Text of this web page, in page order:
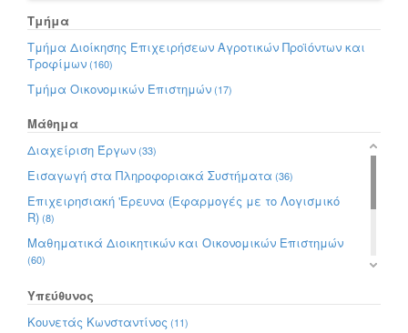
Τμήμα
Τμήμα Διοίκησης Επιχειρήσεων Αγροτικών Προϊόντων και
Τροφίμων (160)
Τμήμα Οικονομικών Επιστημών (17)
Μάθημα
Διαχείριση Έργων (33)
Εισαγωγή στα Πληροφοριακά Συστήματα (36)
Επιχειρησιακή 'Ερευνα (Εφαρμογές με το Λογισμικό
R) (8)
Μαθηματικά Διοικητικών και Οικονομικών Επιστημών
(60)
Οικονομικά της Ενέργειας
Υπεύθυνος
Κουνετάς Κωνσταντίνος (11)